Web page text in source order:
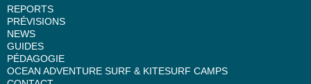
REPORTS
PRÉVISIONS
NEWS
GUIDES
PÉDAGOGIE
OCEAN ADVENTURE SURF & KITESURF CAMPS